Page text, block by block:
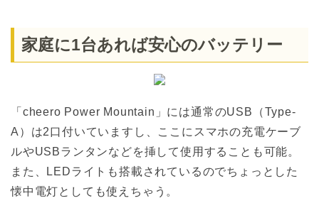
家庭に1台あれば安心のバッテリー
「cheero Power Mountain」には通常のUSB（Type-
A）は2口付いていますし、ここにスマホの充電ケーブ
ルやUSBランタンなどを挿して使用することも可能。
また、LEDライトも搭載されているのでちょっとした
懐中電灯としても使えちゃう。